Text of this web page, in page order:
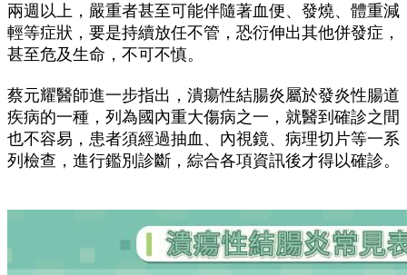
兩週以上，嚴重者甚至可能伴隨著血便、發燒、體重減
輕等症狀，要是持續放任不管，恐衍伸出其他併發症，
甚至危及生命，不可不慎。
蔡元耀醫師進一步指出，潰瘍性結腸炎屬於發炎性腸道
疾病的一種，列為國內重大傷病之一，就醫到確診之間
也不容易，患者須經過抽血、內視鏡、病理切片等一系
列檢查，進行鑑別診斷，綜合各項資訊後才得以確診。